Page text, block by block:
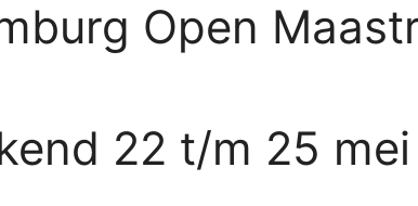
Open
22 t/m 25